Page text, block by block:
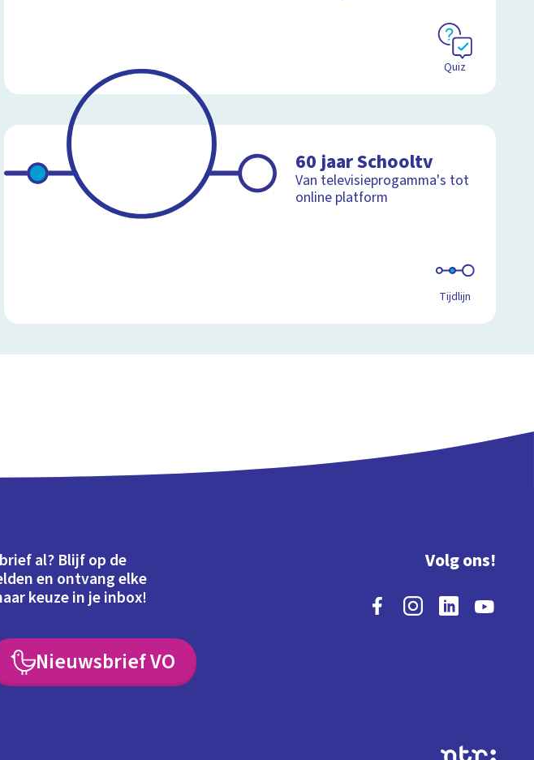
Quiz
60 jaar Schooltv
Van televisieprogamma's tot
online platform
Tijdlijn
al? Blijf op de
en ontvang elke
keuze in je inbox!
Nieuwsbrief VO
Volg ons!